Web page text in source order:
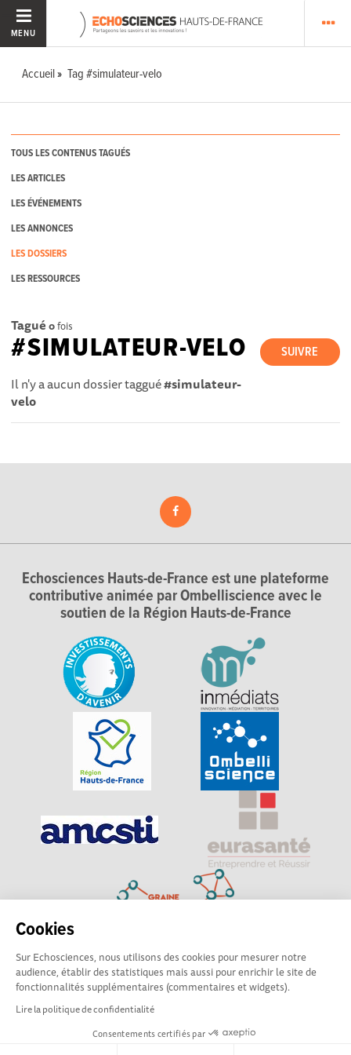
Cookies
Sur Echosciences, nous utilisons des cookies pour mesurer notre
audience, établir des statistiques mais aussi pour enrichir le site de
fonctionnalités supplémentaires (commentaires et widgets).
Lire la politique de confidentialité
Consentements certifiés par
MENU
Accueil Tag #simulateur-velo
TOUS LES CONTENUS TAGUÉS
LES ARTICLES
LES ÉVÉNEMENTS
LES ANNONCES
LES DOSSIERS
LES RESSOURCES
Tagué 0fois
SUIVRE
#SIMULATEUR-VELO
Il n'y a aucun dossier taggué#simulateur-
velo
Echosciences Hauts-de-France est une plateforme
contributive animée par Ombelliscience avec le
soutien de la Région Hauts-de-France
Explorer, s’exprimer, rentrer en contact : Echosciences
Hauts-de-France est le réseau social des amateurs de
sciences et de technologies du territoire
Mentions légales|Politique de confidentialité